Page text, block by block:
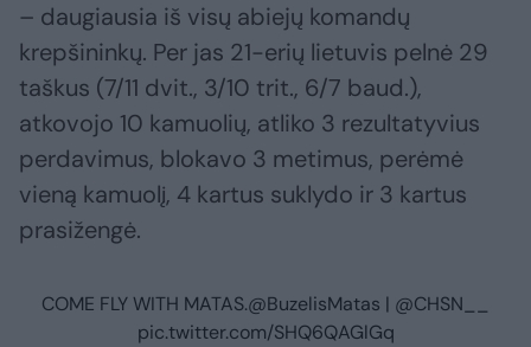
– daugiausia iš visų abiejų komandų
krepšininkų. Per jas 21-erių lietuvis pelnė 29
taškus (7/11 dvit., 3/10 trit., 6/7 baud.),
atkovojo 10 kamuolių, atliko 3 rezultatyvius
perdavimus, blokavo 3 metimus, perėmė
vieną kamuolį, 4 kartus suklydo ir 3 kartus
prasižengė.
COME FLY WITH MATAS.@BuzelisMatas | @CHSN__
pic.twitter.com/SHQ6QAGlGq